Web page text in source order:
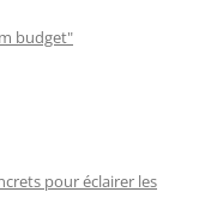
budget"
pour éclairer les